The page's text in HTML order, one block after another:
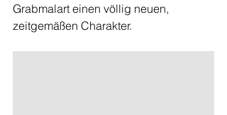
Grabmalart einen völlig neuen,
zeitgemäßen Charakter.